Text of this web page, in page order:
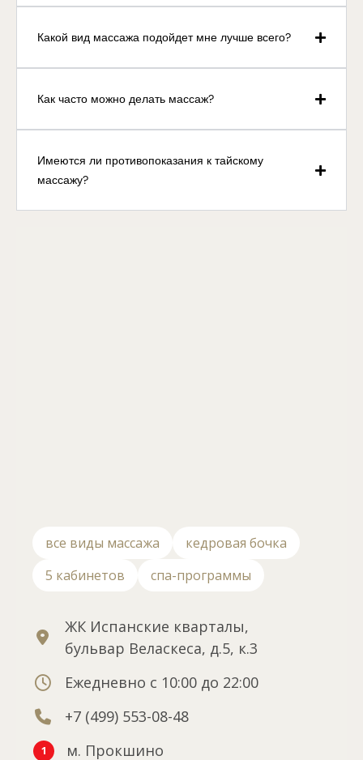
Какой вид массажа подойдет мне лучше всего?
Как часто можно делать массаж?
Имеются ли противопоказания к тайскому
массажу?
все виды массажа
кедровая бочка
5 кабинетов
спа-программы
ЖК Испанские кварталы,
бульвар Веласкеса, д.5, к.3
Ежедневно с 10:00 до 22:00
+7 (499) 553-08-48
1
м. Прокшино